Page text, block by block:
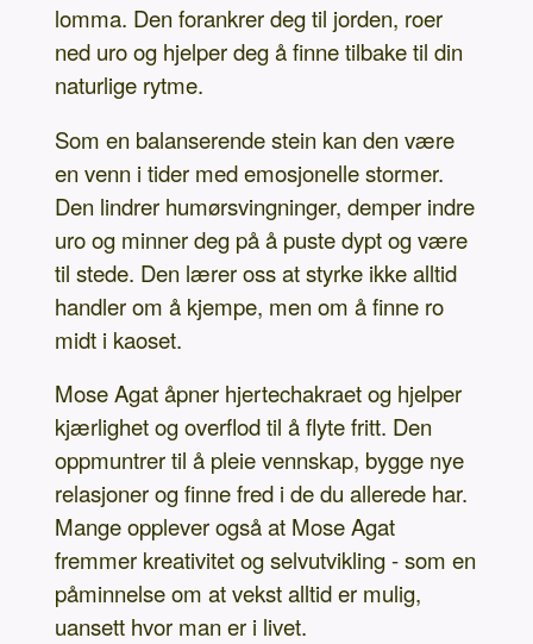
lomma. Den forankrer deg til jorden, roer
ned uro og hjelper deg å finne tilbake til din
naturlige rytme.
Som en balanserende stein kan den være
en venn i tider med emosjonelle stormer.
Den lindrer humørsvingninger, demper indre
uro og minner deg på å puste dypt og være
til stede. Den lærer oss at styrke ikke alltid
handler om å kjempe, men om å finne ro
midt i kaoset.
Mose Agat åpner hjertechakraet og hjelper
kjærlighet og overflod til å flyte fritt. Den
oppmuntrer til å pleie vennskap, bygge nye
relasjoner og finne fred i de du allerede har.
Mange opplever også at Mose Agat
fremmer kreativitet og selvutvikling - som en
påminnelse om at vekst alltid er mulig,
uansett hvor man er i livet.